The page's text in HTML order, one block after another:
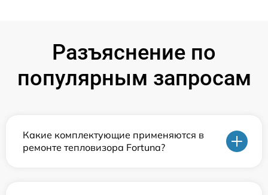
Разъяснение по
популярным запросам
Какие комплектующие применяются в
ремонте тепловизора Fortuna?